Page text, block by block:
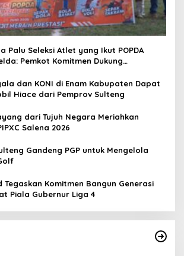
Palu Seleksi Atlet yang Ikut POPDA
Pemkot Komitmen Dukung
dan KONI di Enam Kabupaten Dapat
Hiace dari Pemprov Sulteng
dari Tujuh Negara Meriahkan
Salena 2026
Gandeng PGP untuk Mengelola
Tegaskan Komitmen Bangun Generasi
Piala Gubernur Liga 4